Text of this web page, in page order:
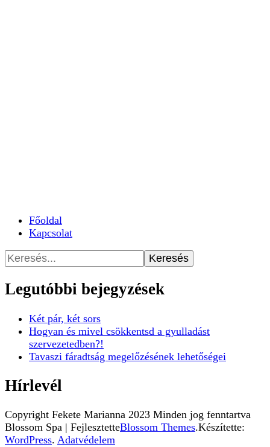
Főoldal
Kapcsolat
Keresés:
Legutóbbi bejegyzések
Két pár, két sors
Hogyan és mivel csökkentsd a gyulladást
szervezetedben?!
Tavaszi fáradtság megelőzésének lehetőségei
Hírlevél
Copyright Fekete Marianna 2023 Minden jog fenntartva
Blossom Spa | FejlesztetteBlossom Themes.Készítette:
WordPress. Adatvédelem